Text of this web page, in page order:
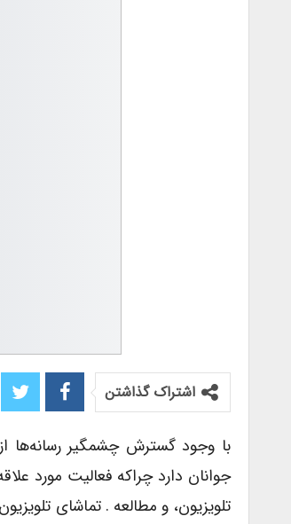
اشتراک گذاشتن
با وجود گسترش چشمگیر رسانه‌ها
جوانان دارد چراکه فعالیت مورد
تلویزیون، و مطالعه . تماشای